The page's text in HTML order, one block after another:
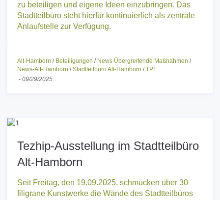
zu beteiligen und eigene Ideen einzubringen. Das
Stadtteilbüro steht hierfür kontinuierlich als zentrale
Anlaufstelle zur Verfügung.
Alt-Hamborn / Beteiligungen / News Übergreifende Maßnahmen /
News-Alt-Hamborn /Stadtteilbüro Alt-Hamborn /TP1
- 09/29/2025
Tezhip-Ausstellung im Stadtteilbüro
Alt-Hamborn
Seit Freitag, den 19.09.2025, schmücken über 30
filigrane Kunstwerke die Wände des Stadtteilbüros